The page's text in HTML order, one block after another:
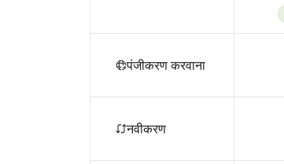
पंजीकरण करवाना
नवीकरण